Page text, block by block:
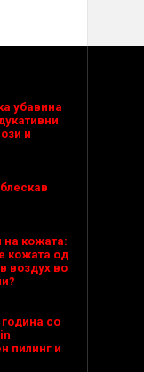
убавина
и
кожата:
кожата од
воздух во
со
пилинг и